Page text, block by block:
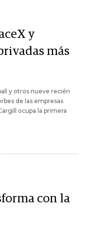
y
más
y otros nueve recién
de las empresas
ocupa la primera
con la